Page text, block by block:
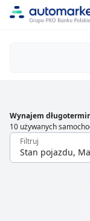
Wynajem
10 używanych
Filtruj